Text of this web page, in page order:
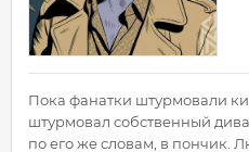
Пока фанатки штурмовали
штурмовал собственный
по его же словам, в пончик.